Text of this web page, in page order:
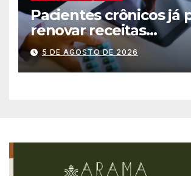
Pacientes crônicos já
renovar receitas
automaticamente pelo
aplicativo da Prefeitura
5 DE AGOSTO DE 2026